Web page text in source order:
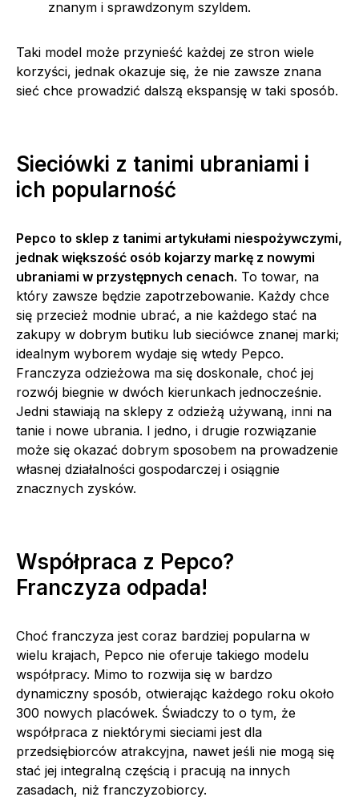
znanym i sprawdzonym szyldem.
Taki model może przynieść każdej ze stron wiele
korzyści, jednak okazuje się, że nie zawsze znana
sieć chce prowadzić dalszą ekspansję w taki sposób.
Sieciówki z tanimi ubraniami i
ich popularność
Pepco to sklep z tanimi artykułami niespożywczymi,
jednak większość osób kojarzy markę z nowymi
ubraniami w przystępnych cenach. To towar, na
który zawsze będzie zapotrzebowanie. Każdy chce
się przecież modnie ubrać, a nie każdego stać na
zakupy w dobrym butiku lub sieciówce znanej marki;
idealnym wyborem wydaje się wtedy Pepco.
Franczyza odzieżowa ma się doskonale, choć jej
rozwój biegnie w dwóch kierunkach jednocześnie.
Jedni stawiają na sklepy z odzieżą używaną, inni na
tanie i nowe ubrania. I jedno, i drugie rozwiązanie
może się okazać dobrym sposobem na prowadzenie
własnej działalności gospodarczej i osiągnie
znacznych zysków.
Współpraca z Pepco?
Franczyza odpada!
Choć franczyza jest coraz bardziej popularna w
wielu krajach, Pepco nie oferuje takiego modelu
współpracy. Mimo to rozwija się w bardzo
dynamiczny sposób, otwierając każdego roku około
300 nowych placówek. Świadczy to o tym, że
współpraca z niektórymi sieciami jest dla
przedsiębiorców atrakcyjna, nawet jeśli nie mogą się
stać jej integralną częścią i pracują na innych
zasadach, niż franczyzobiorcy.